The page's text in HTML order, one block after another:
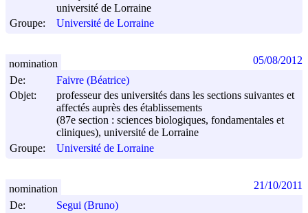
université de Lorraine
Groupe:
Université de Lorraine
De:
Faivre (Béatrice)
Objet:
professeur des universités dans les sections suivantes et
affectés auprès des établissements
(87e section : sciences biologiques, fondamentales et
cliniques), université de Lorraine
Groupe:
Université de Lorraine
nomination 05/08/2012
De:
Segui (Bruno)
nomination 21/10/2011